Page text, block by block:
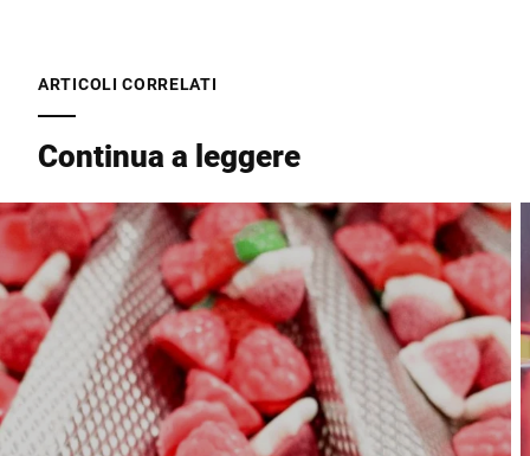
Città *
Il tuo messaggio *
ARTICOLI CORRELATI
Continua a leggere